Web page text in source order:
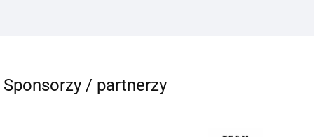
Sponsorzy / partnerzy